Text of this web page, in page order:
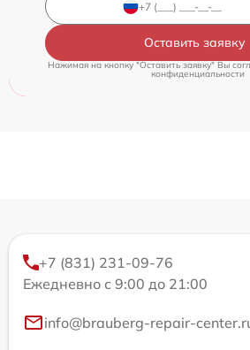
Оставить заявку
Нажимая на кнопку "Оставить заявку" Вы
конфиденциальности
+7 (831) 231-09-76
Ежедневно с 9:00 до 21:00
info@brauberg-repair-